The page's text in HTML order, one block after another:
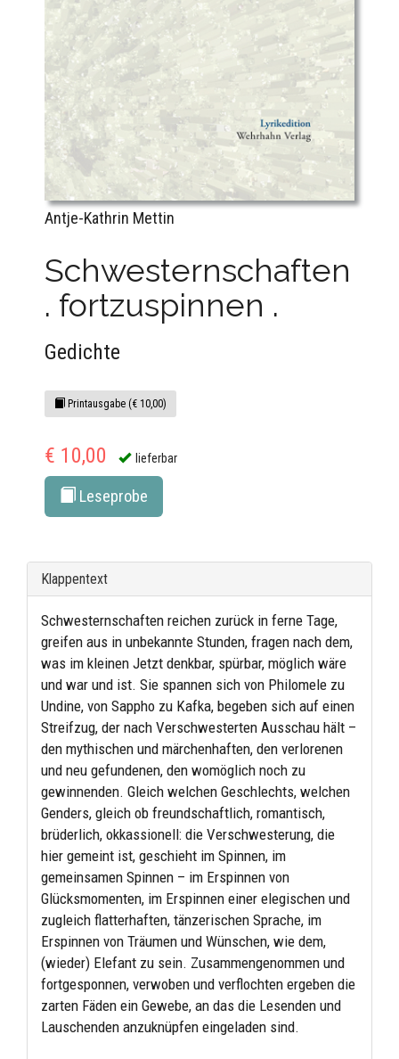
Antje-Kathrin Mettin
Schwesternschaften
. fortzuspinnen .
Gedichte
Printausgabe (€ 10,00)
€ 10,00 lieferbar
Leseprobe
Klappentext
Schwesternschaften reichen zurück in ferne Tage,
greifen aus in unbekannte Stunden, fragen nach dem,
was im kleinen Jetzt denkbar, spürbar, möglich wäre
und war und ist. Sie spannen sich von Philomele zu
Undine, von Sappho zu Kafka, begeben sich auf einen
Streifzug, der nach Verschwesterten Ausschau hält –
den mythischen und märchenhaften, den verlorenen
und neu gefundenen, den womöglich noch zu
gewinnenden. Gleich welchen Geschlechts, welchen
Genders, gleich ob freundschaftlich, romantisch,
brüderlich, okkassionell: die Verschwesterung, die
hier gemeint ist, geschieht im Spinnen, im
gemeinsamen Spinnen – im Erspinnen von
Glücksmomenten, im Erspinnen einer elegischen und
zugleich flatterhaften, tänzerischen Sprache, im
Erspinnen von Träumen und Wünschen, wie dem,
(wieder) Elefant zu sein. Zusammengenommen und
fortgesponnen, verwoben und verflochten ergeben die
zarten Fäden ein Gewebe, an das die Lesenden und
Lauschenden anzuknüpfen eingeladen sind.